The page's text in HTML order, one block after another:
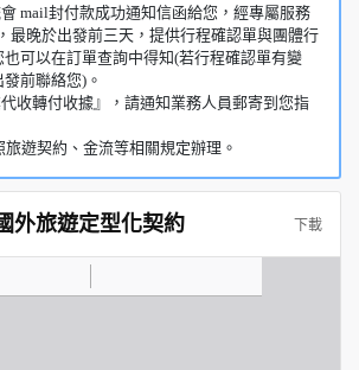
mail封付款成功通知信函給您，經專屬服務
最晚於出發前三天，提供行程確認單與團體行
可以在訂單查詢中得知(若行程確認單有變
前聯絡您)。
收轉付收據』，請通知業務人員郵寄到您指
遊契約、金流等相關規定辦理。
外旅遊定型化契約 下載